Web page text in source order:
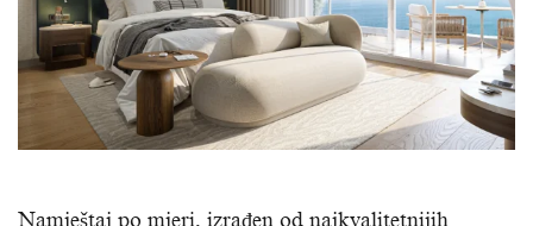
Namještaj po mjeri, izrađen od najkvalitetnijih